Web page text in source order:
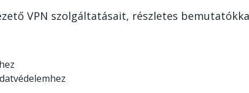
VPN szolgáltatásait, részletes